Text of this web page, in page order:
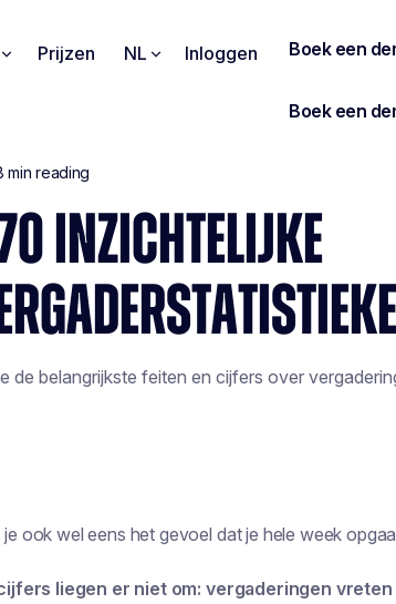
Prijzen NL Inloggen
min reading
INZICHTELIJKE
de belangrijkste feiten en cijfers over
je ook wel eens het gevoel dat je hele week
liegen er niet om: vergaderingen